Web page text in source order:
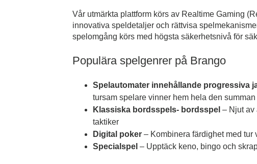
Vår utmärkta plattform körs av Realtime Gaming
innovativa speldetaljer och rättvisa
spelomgång körs med högsta säkerhetsnivå för
Populära spelgenrer på Brango
Spelautomater innehållande progressiva
tursam spelare vinner hem hela den summan
Klassiska bordsspels- bordsspel – Njut av
taktiker
Digital poker – Kombinera färdighet med
Specialspel – Upptäck keno, bingo och